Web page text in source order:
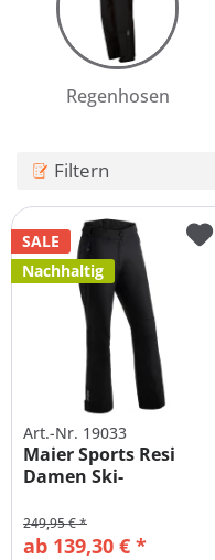
Regenhosen
Filtern
SALE
Nachhaltig
Art.-Nr. 19033
Maier Sports Resi
Damen Ski-
große...
ab 139,30 € *
249,95 € *